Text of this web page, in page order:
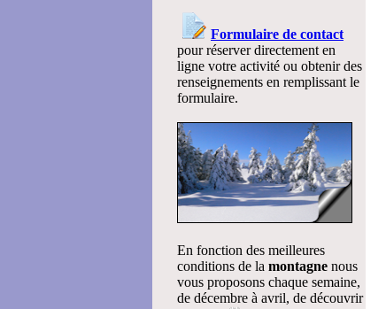
Formulaire de contact
pour réserver directement en
ligne votre activité ou obtenir des
renseignements en remplissant le
formulaire.
En fonction des meilleures
conditions de la montagne nous
vous proposons chaque semaine,
de décembre à avril, de découvrir